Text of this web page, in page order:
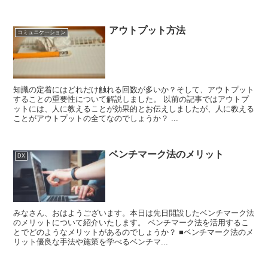
コミュニケーション アウトプット方法
知識の定着にはどれだけ触れる回数が多いか？そして、アウトプット
することの重要性について解説しました。 以前の記事ではアウトプ
ットには、人に教えることが効果的とお伝えしましたが、人に教える
ことがアウトプットの全てなのでしょうか？ ...
DX ベンチマーク法のメリット
みなさん、おはようございます。本日は先日開設したベンチマーク法
のメリットについて紹介いたします。 ベンチマーク法を活用するこ
とでどのようなメリットがあるのでしょうか？ ■ベンチマーク法のメ
リット優良な手法や施策を学べるベンチマ...